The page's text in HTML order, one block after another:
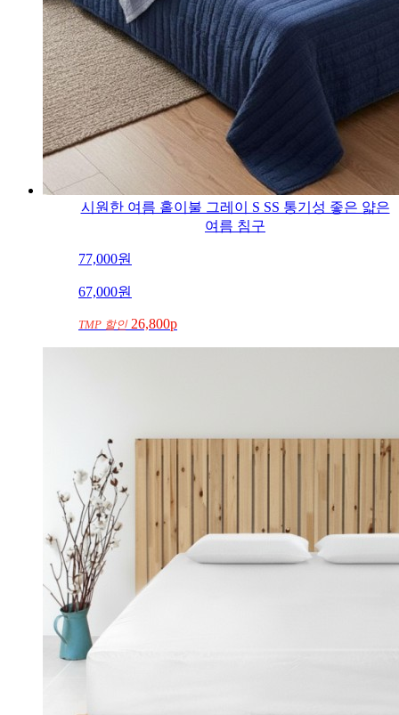
시원한 여름 홑이불 그레이 S SS 통기성 좋은 얇은